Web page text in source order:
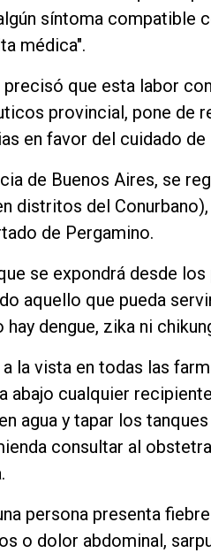
síntoma compatible
médica".
precisó que esta labor
provincial, pone de
en favor del cuidado de
de Buenos Aires, se
distritos del
de Pergamino.
se expondrá desde
aquello que pueda
dengue, zika ni
la vista en todas las
abajo cualquier
agua y tapar los
consultar al
persona presenta
o dolor abdominal,